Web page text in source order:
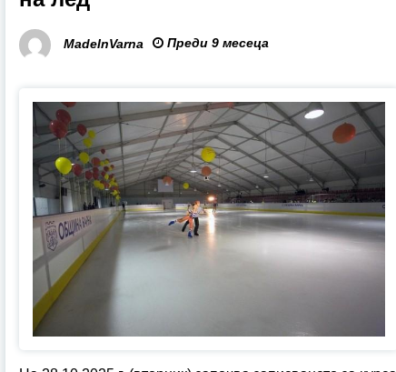
MadeInVarna Преди 9 месеца